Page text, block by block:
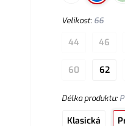
Velikost: 66
44 46
60 62
Délka produktu:
Klasická